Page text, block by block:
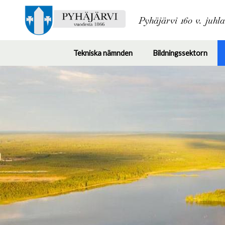
Pyhäjärvi 160 v.
Tekniska nämnden
Toggle
submenu
Bildningssektorn